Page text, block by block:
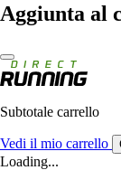
Aggiunta al
Subtotale carrello
Vedi il mio carrello
Loading...